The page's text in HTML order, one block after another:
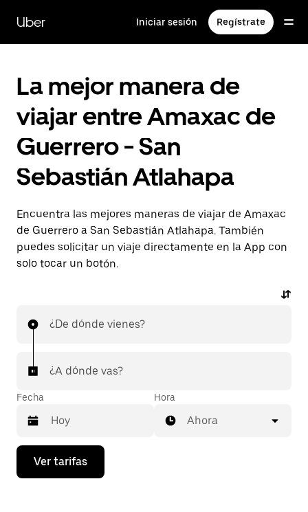
contenido
principal
Uber Iniciar sesión Regístrate
La mejor manera de
viajar entre Amaxac de
Guerrero - San
Sebastián Atlahapa
Encuentra las mejores maneras de viajar de Amaxac
de Guerrero a San Sebastián Atlahapa. También
puedes solicitar un viaje directamente en la App con
solo tocar un botón.
¿De dónde vienes?
¿A dónde vas?
Fecha
Presiona
flecha
Hora
Ahora
Ver tarifas